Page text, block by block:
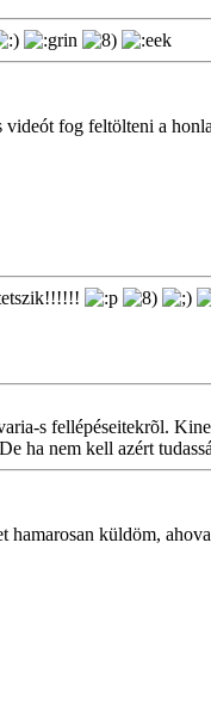
fog feltölteni a
s fellépéseitekrõl.
ha nem kell azért
hamarosan küldöm,